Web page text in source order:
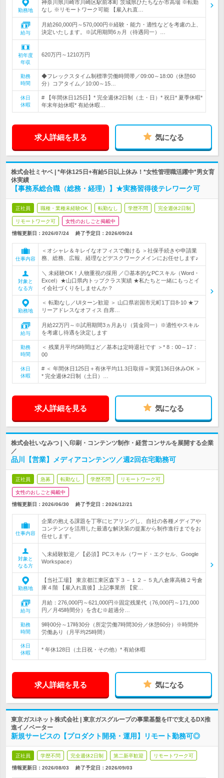
勤務地
神奈川県川崎市川崎区駅前本町 茨城県ひたちなか市高場 ※転勤
なし ※リモートワーク可能 【雇入れ直…
給与
月給260,000円～570,000円※経験・能力・適性などを考慮の上、
決定いたします。※試用期間6ヵ月（待遇同一）…
初年度
年収
620万円～1210万円
勤務
時間
◆フレックスタイム制標準労働時間帯／09:00～18:00（休憩60
分）コアタイム／10:00～15…
休日
休暇
# 【年間休日125日】* 完全週休2日制（土・日）* 祝日* 夏季休暇*
年末年始休暇* 有給休暇…
求人詳細を見る 気になる
株式会社ミヤベ | *年休125日+有給5日以上休み！*女性管理職活躍中*男女育
休実績
【事務系総合職（総務・経理）】★実務習得後テレワーク可
正社員 職種・業種未経験OK 転勤なし 学歴不問 完全週休2日制
リモートワーク可 女性のおしごと掲載中
情報更新日：2026/07/24 終了予定日： 2026/09/24
仕事内容
＜オシャレ＆キレイなオフィスで働ける ＞社保手続きや申請業
務、総務、広報、経理などデスクワークメインにお任せします♪
対象と
なる方
＼ 未経験OK！人物重視の採用 ／◎基本的なPCスキル（Word・
Excel）★山口県内トップクラス実績 ★私たちと一緒にもっとイ
イ会社づくりをしませんか？
勤務地
＜ 転勤なし／UIターン歓迎 ＞ 山口県岩国市元町1丁目8-10 ★フ
リーアドレスなオフィス 自席…
給与
月給22万円～※試用期間3ヵ月あり（賃金同一）※適性やスキル
を考慮し待遇を決定します
勤務
時間
＜ 残業月平均5時間ほど／基本は定時退社です ＞* 8：00～17：
00
休日
休暇
# ＜ 年間休日125日＋有休平均11.3日取得＝実質136日休みOK ＞
* 完全週休2日制（土日）…
求人詳細を見る 気になる
株式会社いなみつ | ＼印刷・コンテンツ制作・経営コンサルを展開する企業
／
品川【営業】メディアコンテンツ／週2回在宅勤務可
正社員 急募 転勤なし 学歴不問 リモートワーク可
女性のおしごと掲載中
情報更新日：2026/06/30 終了予定日： 2026/12/21
仕事内容
企業の抱える課題を丁寧にヒアリングし、自社の各種メディアや
コンテンツを活用した最適な解決策の提案から制作進行までをお
任せします。
対象と
なる方
＼未経験歓迎／【必須】PCスキル（ワード・エクセル、Google
Workspace）
勤務地
【当社工場】 東京都江東区森下３－１２－５丸八倉庫高橋２号倉
庫４階 【雇入れ直後】上記事業所 【変…
給与
月給：276,000円～621,000円※固定残業代（76,000円～171,000
円／月45時間分）を含む※超過分…
勤務
時間
9時00分～17時30分（所定労働7時間30分／休憩60分）※時間外
労働あり（月平均25時間）
休日
休暇
* 年休128日（土日祝・その他）* 有給休暇
求人詳細を見る 気になる
東京ガスiネット株式会社 | 東京ガスグループの事業基盤をITで支えるDX推
進イノベーター
新規サービスの【プロダクト開発・運用】リモート勤務可◎
正社員 学歴不問 完全週休2日制 第二新卒歓迎 リモートワーク可
情報更新日：2026/08/03 終了予定日： 2026/09/03